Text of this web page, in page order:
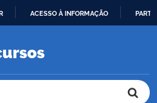
O
ACESSO À INFORMAÇÃO